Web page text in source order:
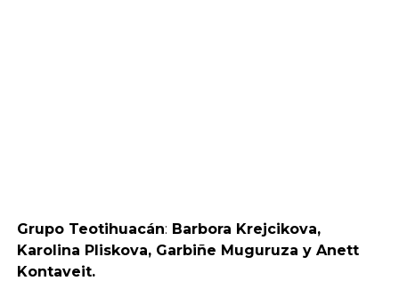
Grupo Teotihuacán: Barbora Krejcikova,
Karolina Pliskova, Garbiñe Muguruza y Anett
Kontaveit.